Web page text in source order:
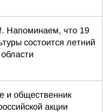
Напоминаем, что 19
состоится летний
и общественник
акции